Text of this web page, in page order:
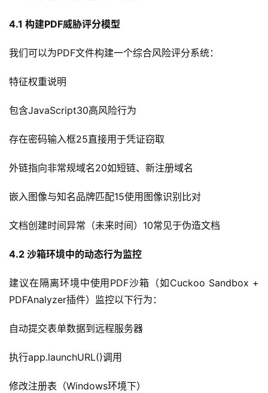
4.1 构建PDF威胁评分模型
我们可以为PDF文件构建一个综合风险评分系统：
特征权重说明
包含JavaScript30高风险行为
存在密码输入框25直接用于凭证窃取
外链指向非常规域名20如短链、新注册域名
嵌入图像与知名品牌匹配15使用图像识别比对
文档创建时间异常（未来时间）10常见于伪造文档
4.2 沙箱环境中的动态行为监控
建议在隔离环境中使用PDF沙箱（如Cuckoo Sandbox +
PDFAnalyzer插件）监控以下行为：
自动提交表单数据到远程服务器
执行app.launchURL()调用
修改注册表（Windows环境下）